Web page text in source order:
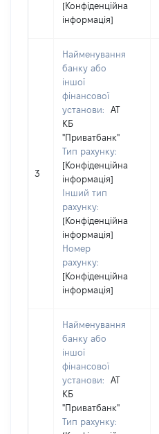
[Конфіденційна
інформація]
3
Найменування
банку або
іншої
фінансової
установи:
АТ
КБ
"Приватбанк"
Тип рахунку:
[Конфіденційна
інформація]
Інший тип
рахунку:
[Конфіденційна
інформація]
Номер
рахунку:
[Конфіденційна
інформація]
Найменування
банку або
іншої
фінансової
установи:
АТ
КБ
"Приватбанк"
Тип рахунку: